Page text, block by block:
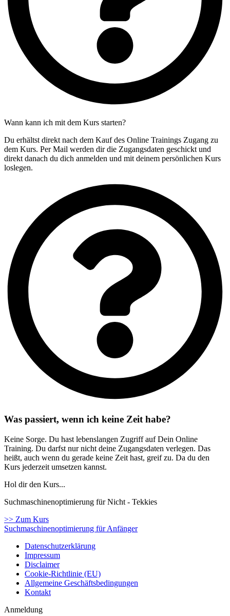
Wann kann ich mit dem Kurs starten?
Du erhältst direkt nach dem Kauf des Online Trainings Zugang zu
dem Kurs. Per Mail werden dir die Zugangsdaten geschickt und
direkt danach du dich anmelden und mit deinem persönlichen Kurs
loslegen.
Was passiert, wenn ich keine Zeit habe?
Keine Sorge. Du hast lebenslangen Zugriff auf Dein Online
Training. Du darfst nur nicht deine Zugangsdaten verlegen. Das
heißt, auch wenn du gerade keine Zeit hast, greif zu. Da du den
Kurs jederzeit umsetzen kannst.
Hol dir den Kurs...
Suchmaschinenoptimierung für Nicht - Tekkies
>> Zum Kurs
Suchmaschinenoptimierung für Anfänger
Datenschutzerklärung
Impressum
Disclaimer
Cookie-Richtlinie (EU)
Allgemeine Geschäftsbedingungen
Kontakt
Anmeldung